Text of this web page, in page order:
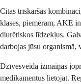
Citas trīskāršās
klases, piemēram, AKE
diurētiskos līdzekļus.
darbojas jūsu organismā,
Dzīvesveida izmaiņas
medikamentus lietojat.